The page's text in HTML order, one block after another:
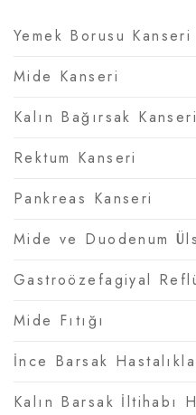
Yemek Borusu Kanseri
Mide Kanseri
Kalın Bağırsak Kanseri
Rektum Kanseri
Pankreas Kanseri
Mide ve Duodenum
Gastroözefagiyal
Mide Fıtığı
İnce Barsak
Kalın Barsak İltihabı